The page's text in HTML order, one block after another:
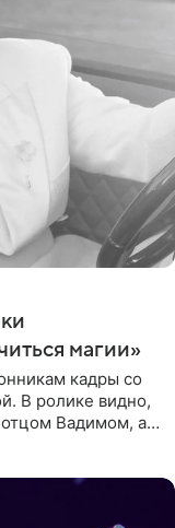
магии»
кадры со
В ролике видно,
отцом Вадимом, а у